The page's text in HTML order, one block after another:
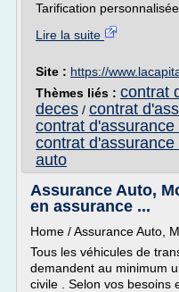
Tarification
Lire la suite
Site : https://
Thèmes liés : contrat
deces / contrat
contrat
contrat d'assurance
auto
Assurance Auto,
en assurance ...
Home / Assurance Auto,
Tous les véhicules de
demandent au minimum
civile . Selon vos besoins